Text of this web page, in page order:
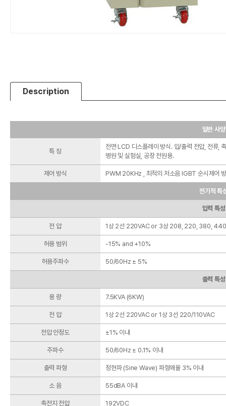
Description
일반 사양
특 징
전면 LCD 디스플레이 방식. 입/출력 전압, 전류,
병원 및 실험실, 공장 전원용.
제어 방식 PWM 20KHz , 최적의 저소음 IGBT 순시제어
전기적 특
입력 특성
전 압 1상 2선 220VAC or 3상 208, 220, 380,
허용 범위 -15% and +10%
허용주파수 50/60Hz ± 5%
출력 특성
용 량 7.5KVA (6KW)
전 압 1상 2선 220VAC or 1상 3선 220/110VAC
전압 안정도 ±1% 이내
주파수 50/60Hz ± 0.1% 이내
출력 파형 정현파 (Sine Wave) 파형왜율 3% 이내
소 음 55dBA 이내
축전지 전압 192VDC